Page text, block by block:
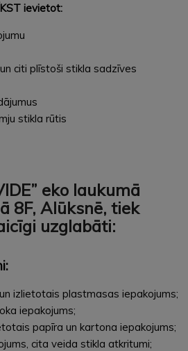
ievietot:
citi plīstoši stikla sadzīves
stikla rūtis
eko laukumā
8F, Alūksnē, tiek
uzglabāti:
izlietotais plastmasas iepakojums;
iepakojums;
papīra un kartona iepakojums;
cita veida stikla atkritumi;